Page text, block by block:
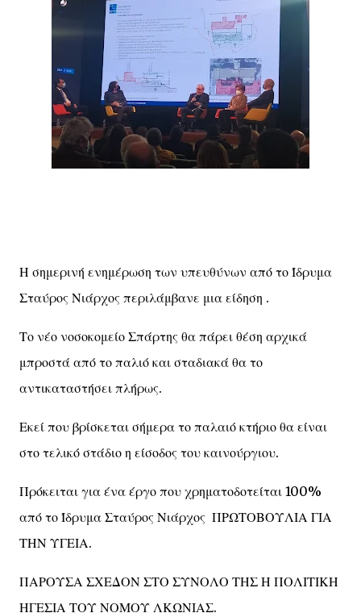
Η σημερινή ενημέρωση των υπευθύνων από το Ίδρυμα
Σταύρος Νιάρχος περιλάμβανε μια είδηση .
Το νέο νοσοκομείο Σπάρτης θα πάρει θέση αρχικά
μπροστά από το παλιό και σταδιακά θα το
αντικαταστήσει πλήρως.
Εκεί που βρίσκεται σήμερα το παλαιό κτήριο θα είναι
στο τελικό στάδιο η είσοδος του καινούργιου.
Πρόκειται για ένα έργο που χρηματοδοτείται 100%
από το Ίδρυμα Σταύρος Νιάρχος ΠΡΩΤΟΒΟΥΛΙΑ ΓΙΑ
ΤΗΝ ΥΓΕΙΑ.
ΠΑΡΟΥΣΑ ΣΧΕΔΟΝ ΣΤΟ ΣΥΝΟΛΟ ΤΗΣ Η ΠΟΛΙΤΙΚΗ
ΗΓΕΣΙΑ ΤΟΥ ΝΟΜΟΥ ΛΚΩΝΙΑΣ.